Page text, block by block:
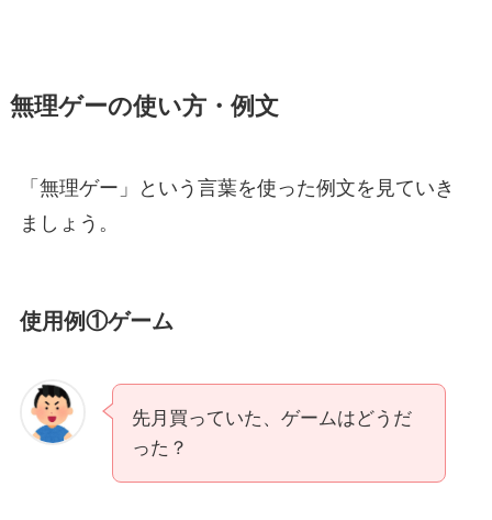
無理ゲーの使い方・例文
「無理ゲー」という言葉を使った例文を見ていき
ましょう。
使用例①ゲーム
先月買っていた、ゲームはどうだ
った？